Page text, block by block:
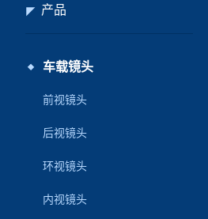
产品
车载镜头
前视镜头
后视镜头
环视镜头
内视镜头